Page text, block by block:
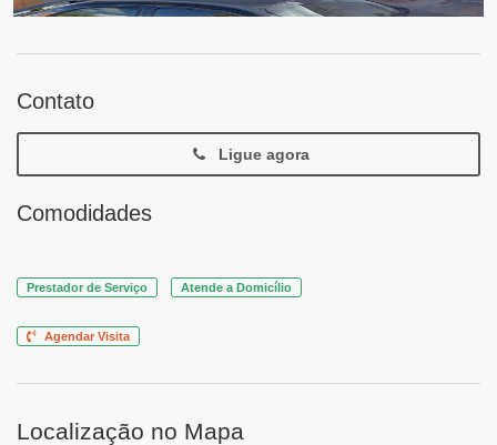
Contato
Ligue agora
Comodidades
Prestador de Serviço Atende a Domicílio
Agendar Visita
Localização no Mapa